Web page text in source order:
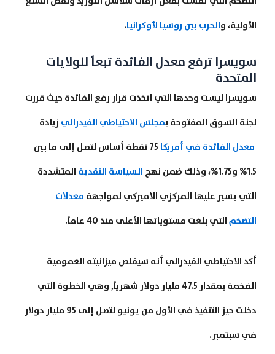
الأولية، والحرب بين روسيا لأوكرانيا.
سويسرا ترفع معدل الفائدة تبعاً للولايات
المتحدة
سويسرا ليست وحدها التي اتخذت قرار رفع الفائدة حيث قررت
لجنة السوق المفتوحة بمجلس الاحتياطي الفيدرالي زيادة
معدل الفائدة في أمريكا
75 نقطة أساس لتصل إلى ما بين
1.5% و1.75%، وذلك ضمن نهج
السياسة النقدية المتشددة
التي يسير عليها المركزي الأميركي لمواجهة معدلات
التضخم التي بلغت مستوياتها الأعلى منذ 40 عاماً.
أكد الاحتياطي الفيدرالي أنه سيقلص ميزانيته العمومية
الضخمة بمقدار 47.5 مليار دولار شهرياً, وهي الخطوة التي
دخلت حيز التنفيذ في الأول من يونيو لتصل إلى 95 مليار دولار
في سبتمبر.